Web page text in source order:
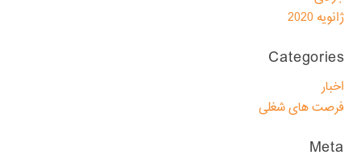
ژانویه 2020
Categories
اخبار
فرصت های شغلی
Meta